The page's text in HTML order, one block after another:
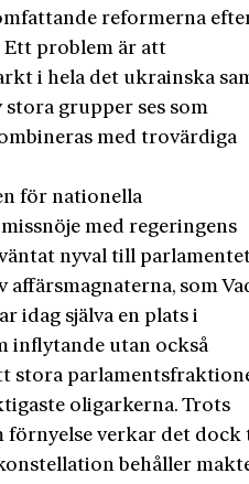
reformerna
Ett problem är att
i hela det ukrainska
grupper ses som
med trovärdiga
för nationella
med regeringens
nyval till
affärsmagnaterna, som
idag själva en plats i
inflytande utan också
stora
oligarkerna. Trots
förnyelse verkar det
behåller